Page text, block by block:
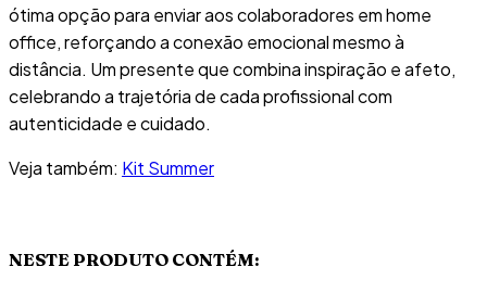
ótima opção para enviar aos colaboradores em home
office, reforçando a conexão emocional mesmo à
distância. Um presente que combina inspiração e afeto,
celebrando a trajetória de cada profissional com
autenticidade e cuidado.
Veja também: Kit Summer
NESTE PRODUTO CONTÉM: